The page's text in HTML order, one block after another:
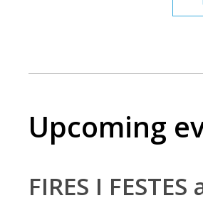
Upcoming
FIRES I